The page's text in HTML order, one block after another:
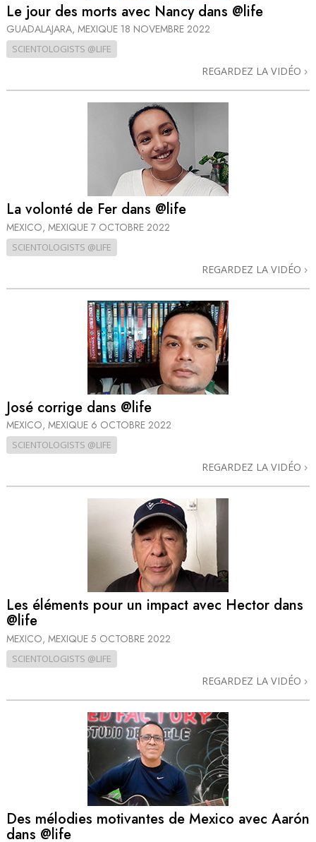
Le jour des morts avec Nancy dans @life
GUADALAJARA, MEXIQUE 18 NOVEMBRE 2022
SCIENTOLOGISTS @LIFE
REGARDEZ LA VIDÉO
La volonté de Fer dans @life
MEXICO, MEXIQUE 7 OCTOBRE 2022
SCIENTOLOGISTS @LIFE
REGARDEZ LA VIDÉO
José corrige dans @life
MEXICO, MEXIQUE 6 OCTOBRE 2022
SCIENTOLOGISTS @LIFE
REGARDEZ LA VIDÉO
Les éléments pour un impact avec Hector dans
@life
MEXICO, MEXIQUE 5 OCTOBRE 2022
SCIENTOLOGISTS @LIFE
REGARDEZ LA VIDÉO
Des mélodies motivantes de Mexico avec Aarón
dans @life